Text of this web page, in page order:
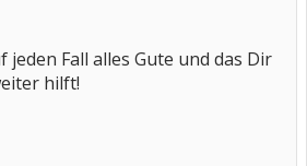
jeden Fall alles Gute und das Dir
hilft!